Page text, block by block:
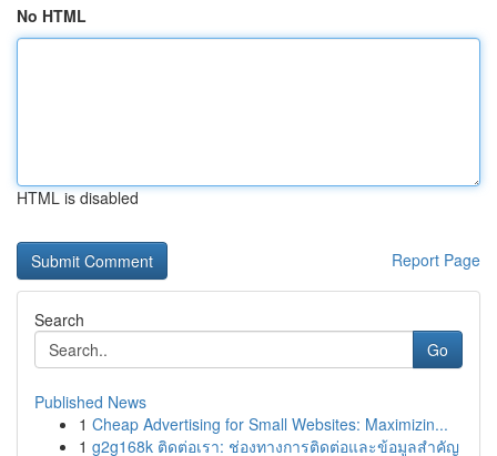
No HTML
HTML is disabled
Report Page
Search
Go
Published News
1 Cheap Advertising for Small Websites: Maximizin...
1 g2g168k ติดต่อเรา: ช่องทางการติดต่อและข้อมูลสำคัญ